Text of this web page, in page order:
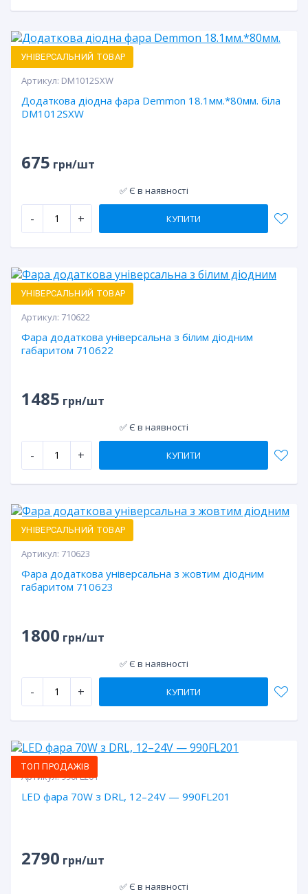
УНІВЕРСАЛЬНИЙ ТОВАР
Артикул: DM1012SXW
Додаткова діодна фара Demmon 18.1мм.*80мм. біла
DM1012SXW
675 грн/шт
✅ Є в наявності
- + КУПИТИ
УНІВЕРСАЛЬНИЙ ТОВАР
Артикул: 710622
Фара додаткова універсальна з білим діодним
габаритом 710622
1485 грн/шт
✅ Є в наявності
- + КУПИТИ
УНІВЕРСАЛЬНИЙ ТОВАР
Артикул: 710623
Фара додаткова універсальна з жовтим діодним
габаритом 710623
1800 грн/шт
✅ Є в наявності
- + КУПИТИ
НОВИНКИ
ТОП ПРОДАЖІВ
Артикул:990FL201
LED фара 70W з DRL, 12–24V — 990FL201
2790 грн/шт
✅ Є в наявності